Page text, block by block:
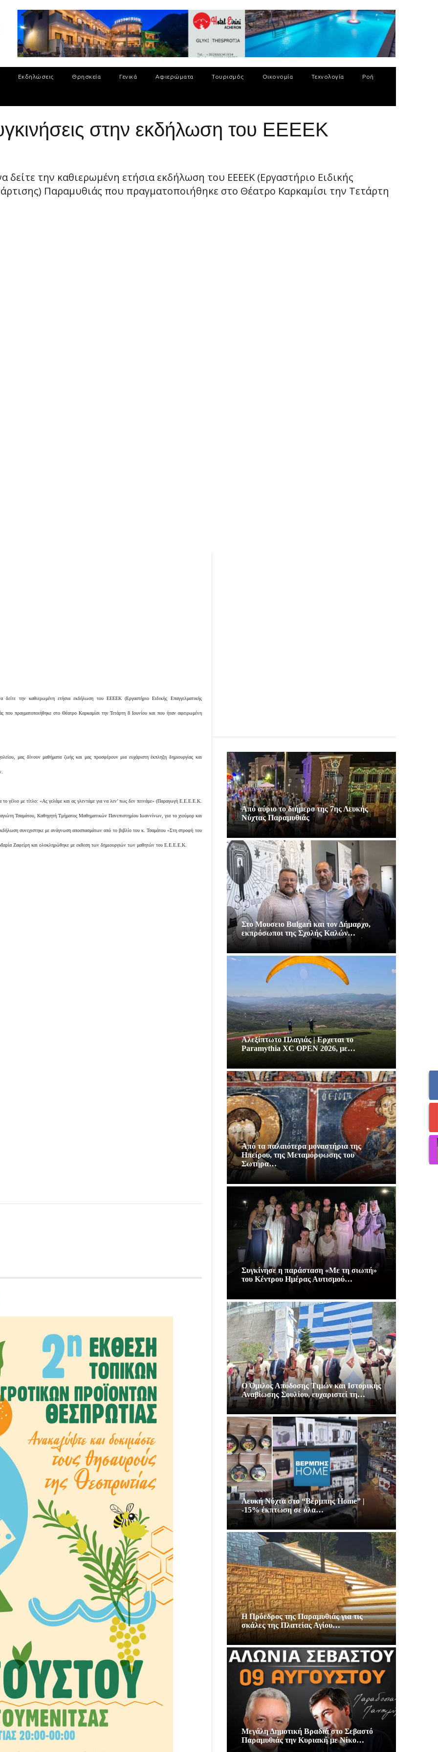
Εκδηλώσεις Θρησκεία Γενικά Αφιερώματα Τουρισμός Οικονομία Τεχνολογία Ροή
στην εκδήλωση του ΕΕΕΕΚ
δείτε την καθιερωμένη ετήσια εκδήλωση του ΕΕΕΕΚ (Εργαστήριο Ειδικής
Παραμυθιάς που πραγματοποιήθηκε στο Θέατρο Καρκαμίσι την Τετάρτη
δείτε την καθιερωμένη ετήσια εκδήλωση του ΕΕΕΕΚ (Εργαστήριο Ειδικής Επαγγελματικής
που πραγματοποιήθηκε στο Θέατρο Καρκαμίσι την Τετάρτη 8 Ιουνίου και που ήταν αφειρωμένη
μας δίνουν μαθήματα ζωής και μας προσφέρουν μια ευχάριστη έκπληξη δημιουργίας και
το γέλιο με τίτλο: «Ας γελάμε και ας γλεντάμε για να λεν’ πως δεν πεινάμε» (Παραγωγή Ε.Ε.Ε.Ε.Κ.
Τσαμάτου, Καθηγητή Τμήματος Μαθηματικών Πανεπιστημίου Ιωαννίνων, για το χιούμορ και
συνεχιστηκε με ανάγνωση αποσπασμάτων από το βιβλίο του κ. Τσαμάτου «Στη στροφή του
Ζαφείρη και ολοκληρώθηκε με εκθεση των δημιουργιών των μαθητών του Ε.Ε.Ε.Ε.Κ.
Από αύριο το διήμερο της 7ης Λευκής
Νύχτας Παραμυθιάς
Στο Μουσειο Bulgari και τον Δήμαρχο,
εκπρόσωποι της Σχολής Καλών…
Αλεξίπτωτο Πλαγιάς | Ερχεται το
Paramythia XC OPEN 2026, με…
Από τα παλαιότερα μοναστήρια της
Ηπείρου, της Μεταμόρφωσης του
Σωτήρα…
Συγκίνησε η παράσταση «Με τη σιωπή»
του Κέντρου Ημέρας Αυτισμού…
Ο Όμιλος Απόδοσης Τιμών και Ιστορικής
Αναβίωσης Σουλίου, ευχαριστεί τη…
Λευκή Νύχτα στο “Βέρμπης Home” |
-15% έκπτωση σε όλα…
Η Πρόεδρος της Παραμυθιάς για τις
σκάλες της Πλατείας Αγίου…
Μεγάλη Δημοτική Βραδιά στο Σεβαστό
Παραμυθιάς την Κυριακή με Νίκο…